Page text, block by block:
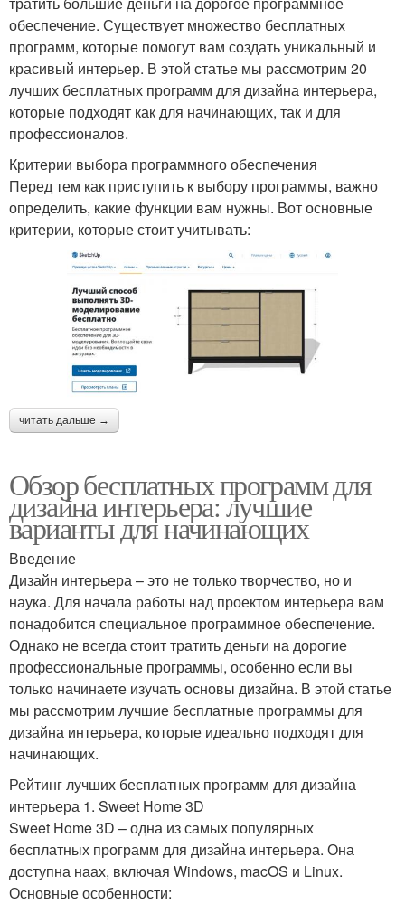
обеспечение. Существует множество бесплатных
программ, которые помогут вам создать уникальный и
красивый интерьер. В этой статье мы рассмотрим 20
лучших бесплатных программ для дизайна интерьера,
которые подходят как для начинающих, так и для
профессионалов.
Критерии выбора программного обеспечения
Перед тем как приступить к выбору программы, важно
определить, какие функции вам нужны. Вот основные
критерии, которые стоит учитывать:
читать дальше →
Обзор бесплатных программ для
дизайна интерьера: лучшие
варианты для начинающих
Введение
Дизайн интерьера – это не только творчество, но и
наука. Для начала работы над проектом интерьера вам
понадобится специальное программное обеспечение.
Однако не всегда стоит тратить деньги на дорогие
профессиональные программы, особенно если вы
только начинаете изучать основы дизайна. В этой статье
мы рассмотрим лучшие бесплатные программы для
дизайна интерьера, которые идеально подходят для
начинающих.
Рейтинг лучших бесплатных программ для дизайна
интерьера 1. Sweet Home 3D
Sweet Home 3D – одна из самых популярных
бесплатных программ для дизайна интерьера. Она
доступна наах, включая Windows, macOS и Linux.
Основные особенности: